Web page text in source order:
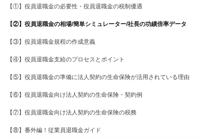
【①】役員退職金の必要性・役員退職金の税制優遇
【②】役員退職金の相場/簡単シミュレーター/社長の功績倍率データ
【③】役員退職金規程の作成意義
【④】役員退職金支給のプロセスとポイント
【⑤】役員退職金の準備に法人契約の生命保険が活用されている理由
【⑥】役員退職金向け法人契約の生命保険・契約例
【⑦】役員退職金向け法人契約の生命保険の税務
【⑧】番外編！従業員退職金ガイド